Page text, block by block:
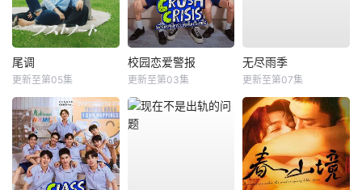
尾调
更新至第05集
校园恋爱警报
更新至第03集
无尽雨季
更新至第07集